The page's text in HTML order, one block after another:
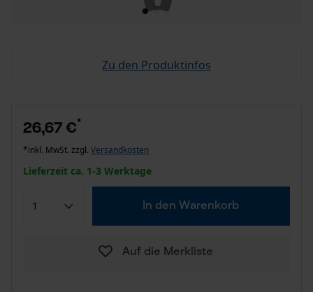
Zu den Produktinfos
26,67 €*
*inkl. MwSt. zzgl. Versandkosten
Lieferzeit ca. 1-3 Werktage
In den Warenkorb
Auf die Merkliste